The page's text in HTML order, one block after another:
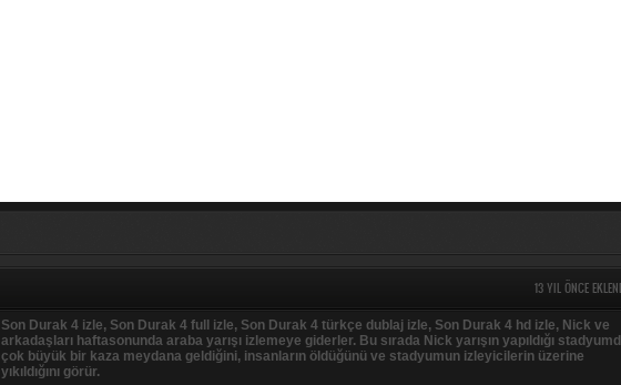
13 YIL ÖNCE
Son Durak 4 izle, Son Durak 4 full izle, Son Durak 4 türkçe dublaj izle, Son Durak 4 hd izle, Nick ve
arkadaşları haftasonunda araba yarışı izlemeye giderler. Bu sırada Nick yarışın yapıldığı
çok büyük bir kaza meydana geldiğini, insanların öldüğünü ve stadyumun izleyicilerin üzerine
yıkıldığını görür.